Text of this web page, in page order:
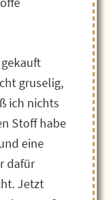
gruselig,
ich nichts
Stoff habe
eine
dafür
Jetzt